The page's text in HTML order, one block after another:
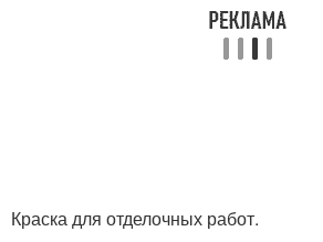
Краска для отделочных работ.